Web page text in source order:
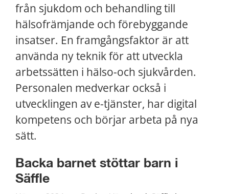
från sjukdom och behandling till
hälsofrämjande och förebyggande
insatser. En framgångsfaktor är att
använda ny teknik för att utveckla
arbetssätten i hälso-och sjukvården.
Personalen medverkar också i
utvecklingen av e-tjänster, har digital
kompetens och börjar arbeta på nya
sätt.
Backa barnet stöttar barn i
Säffle